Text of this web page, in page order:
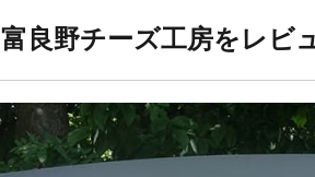
富良野チーズ工房をレビ